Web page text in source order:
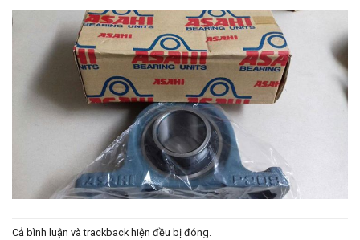
Cả bình luận và trackback hiện đều bị đóng.